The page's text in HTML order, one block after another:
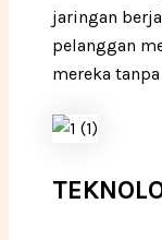
jaringan
pelanggan
mereka